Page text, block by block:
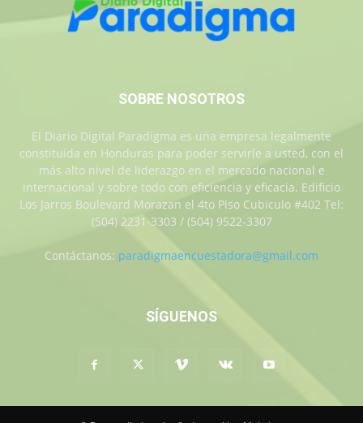
SOBRE NOSOTROS
El Diario Digital Paradigma es una empresa legalmente
constituida en Honduras para poder servirle a usted, con el
más alto nivel de liderazgo en el mercado nacional e
internacional y sobre todo con eficiencia y eficacia. Edificio
Los Jarros Boulevard Morazan el 4to Piso Cubiculo #402 Tel:
(504) 2231-3303 / (504) 9522-3307
Contáctanos: paradigmaencuestadora@gmail.com
SÍGUENOS